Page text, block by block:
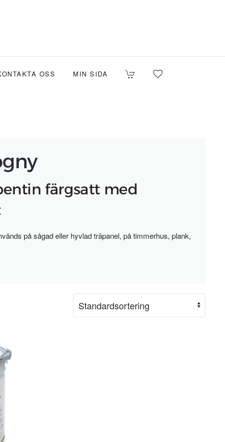
OSS MIN SIDA
färgsatt med
på sågad eller hyvlad träpanel, på timmerhus, plank,